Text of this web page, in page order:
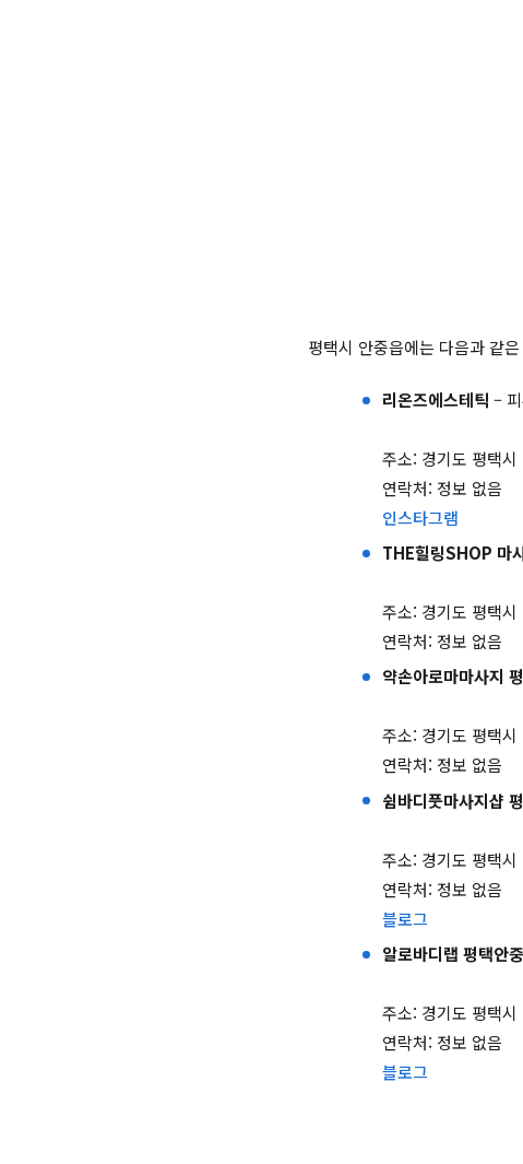
평택시 안중읍에는 다음과 같
리온즈에스테틱 –
주소: 경기도 평택
연락처: 정보 없음
인스타그램
THE힐링SHOP 마
주소: 경기도 평택
연락처: 정보 없음
약손아로마마사지
주소: 경기도 평택
연락처: 정보 없음
쉼바디풋마사지샵
주소: 경기도 평택
연락처: 정보 없음
블로그
알로바디랩 평택안
주소: 경기도 평택
연락처: 정보 없음
블로그